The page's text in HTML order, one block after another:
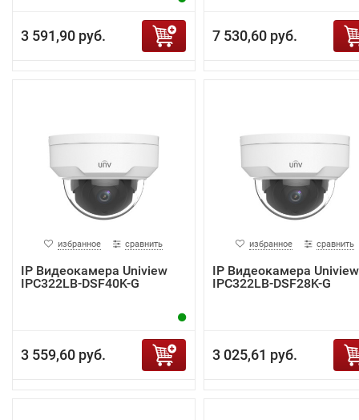
3 591,90 руб. 7 530,60 руб.
избранное сравнить
IP Видеокамера Uniview
IPC322LB-DSF40K-G
3 559,60 руб.
избранное сравнить
IP Видеокамера Uniview
IPC322LB-DSF28K-G
3 025,61 руб.